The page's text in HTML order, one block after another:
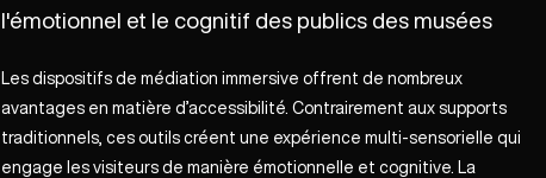
l'émotionnel et le cognitif des publics des musées
Les dispositifs de médiation immersive offrent de nombreux
avantages en matière d’accessibilité. Contrairement aux supports
traditionnels, ces outils créent une expérience multi-sensorielle qui
engage les visiteurs de manière émotionnelle et cognitive. La